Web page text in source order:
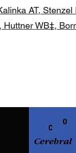
AT,
Huttner WB‡,